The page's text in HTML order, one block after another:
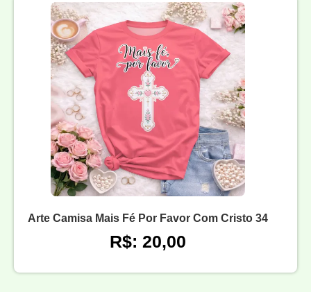
Arte Camisa Mais Fé Por Favor Com Cristo 34
R$: 20,00